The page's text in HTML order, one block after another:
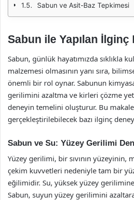
Sabun ve Asit-Baz Tepkimesi
Sabun ile Yapılan İlginç
Sabun, günlük hayatımızda sıklıkla
malzemesi olmasının yanı sıra,
önemli bir rol oynar. Sabunun
gerilimini azaltma ve kirleri çözme
deneyin temelini oluşturur. Bu
gerçekleştirilebilecek bazı ilginç
Sabun ve Su: Yüzey Gerilimi
Yüzey gerilimi, bir sıvının yüzeyinin,
çekim kuvvetleri nedeniyle tam bir
eğilimidir. Su, yüksek yüzey gerilimine
Sabun, suyun yüzey gerilimini